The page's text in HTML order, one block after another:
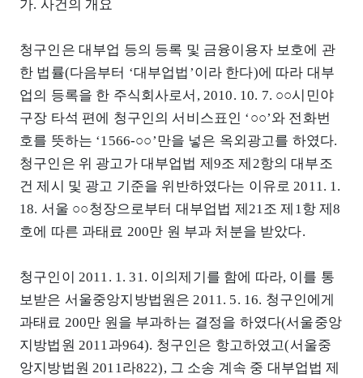
가. 사건의 개요
청구인은 대부업 등의 등록 및 금융이용자 보호에 관
한 법률(다음부터 ‘대부업법’이라 한다)에 따라 대부
업의 등록을 한 주식회사로서, 2010. 10. 7. ○○시민야
구장 타석 편에 청구인의 서비스표인 ‘○○’와 전화번
호를 뜻하는 ‘1566-○○’만을 넣은 옥외광고를 하였다.
청구인은 위 광고가 대부업법 제9조 제2항의 대부조
건 제시 및 광고 기준을 위반하였다는 이유로 2011. 1.
18. 서울 ○○청장으로부터 대부업법 제21조 제1항 제8
호에 따른 과태료 200만 원 부과 처분을 받았다.
청구인이 2011. 1. 31. 이의제기를 함에 따라, 이를 통
보받은 서울중앙지방법원은 2011. 5. 16. 청구인에게
과태료 200만 원을 부과하는 결정을 하였다(서울중앙
지방법원 2011과964). 청구인은 항고하였고(서울중
앙지방법원 2011라822), 그 소송 계속 중 대부업법 제